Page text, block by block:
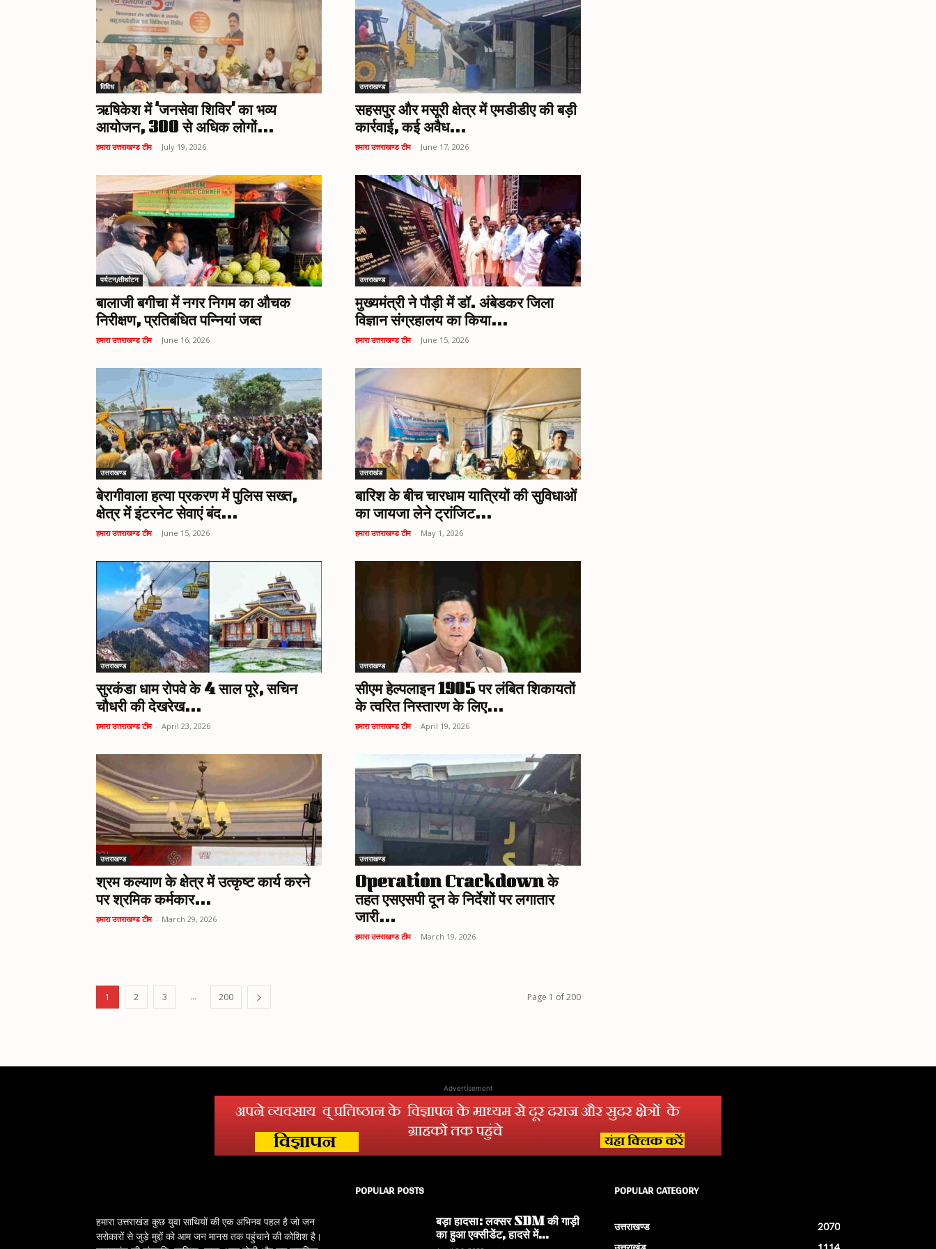
विविध
ऋषिकेश में ‘जनसेवा शिविर’ का भव्य
आयोजन, 300 से अधिक लोगों...
हमारा उत्तराखण्ड टीम - July 19, 2026
उत्तराखण्ड
सहसपुर और मसूरी क्षेत्र में एमडीडीए की बड़ी
कार्रवाई, कई अवैध...
हमारा उत्तराखण्ड टीम - June 17, 2026
पर्यटन/तीर्थाटन
बालाजी बगीचा में नगर निगम का औचक
निरीक्षण, प्रतिबंधित पन्नियां जब्त
हमारा उत्तराखण्ड टीम - June 16, 2026
उत्तराखण्ड
मुख्यमंत्री ने पौड़ी में डॉ. अंबेडकर जिला
विज्ञान संग्रहालय का किया...
हमारा उत्तराखण्ड टीम - June 15, 2026
उत्तराखण्ड
बेरागीवाला हत्या प्रकरण में पुलिस सख्त,
क्षेत्र में इंटरनेट सेवाएं बंद...
हमारा उत्तराखण्ड टीम - June 15, 2026
उत्तराखंड
बारिश के बीच चारधाम यात्रियों की सुविधाओं
का जायजा लेने ट्रांजिट...
हमारा उत्तराखण्ड टीम - May 1, 2026
उत्तराखण्ड
सुरकंडा धाम रोपवे के 4 साल पूरे, सचिन
चौधरी की देखरेख...
हमारा उत्तराखण्ड टीम - April 23, 2026
उत्तराखण्ड
सीएम हेल्पलाइन 1905 पर लंबित शिकायतों
के त्वरित निस्तारण के लिए...
हमारा उत्तराखण्ड टीम - April 19, 2026
उत्तराखण्ड
श्रम कल्याण के क्षेत्र में उत्कृष्ट कार्य करने
पर श्रमिक कर्मकार...
हमारा उत्तराखण्ड टीम - March 29, 2026
उत्तराखण्ड
Operation Crackdown के
तहत एसएसपी दून के निर्देशों पर लगातार
जारी...
हमारा उत्तराखण्ड टीम - March 19, 2026
1 2 3 ... 200 Page 1 of 200
Advertisement
हमारा उत्तराखंड कुछ युवा साथियों की एक अभिनव पहल है जो जन
सरोकारों से जुड़े मुद्दों को आम जन मानस तक पहुंचाने की कोशिश है।
POPULAR POSTS
बड़ा हादसा: लक्सर SDM की गाड़ी
का हुआ एक्सीडेंट, हादसे में...
POPULAR CATEGORY
उत्तराखण्ड
2070